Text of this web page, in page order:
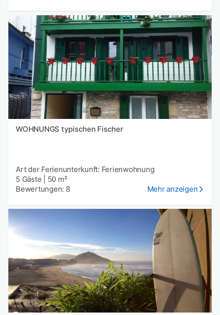
WOHNUNGS typischen Fischer
Art der Ferienunterkunft: Ferienwohnung
5 Gäste
50 m²
Bewertungen: 8
Mehr anzeigen